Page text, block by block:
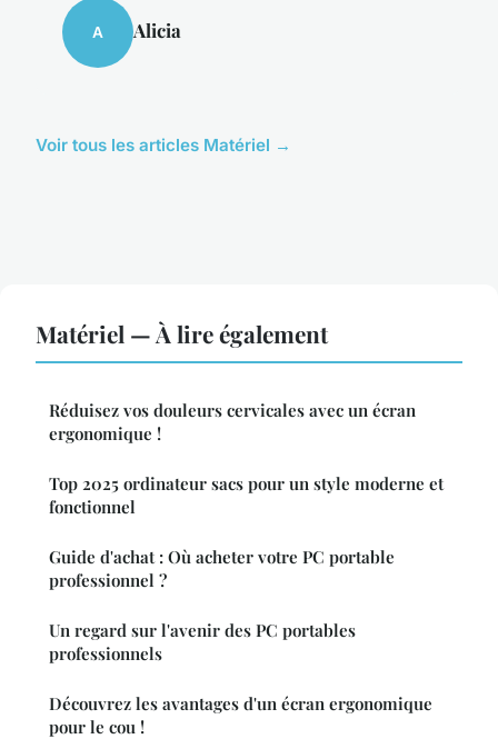
A Alicia
Voir tous les articles Matériel →
Matériel — À lire également
Réduisez vos douleurs cervicales avec un écran
ergonomique !
Top 2025 ordinateur sacs pour un style moderne et
fonctionnel
Guide d'achat : Où acheter votre PC portable
professionnel ?
Un regard sur l'avenir des PC portables
professionnels
Découvrez les avantages d'un écran ergonomique
pour le cou !